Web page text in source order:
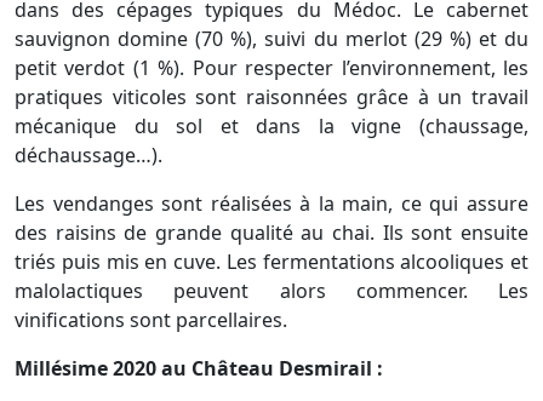
dans des cépages typiques du Médoc. Le cabernet
sauvignon domine (70 %), suivi du merlot (29 %) et du
petit verdot (1 %). Pour respecter l’environnement, les
pratiques viticoles sont raisonnées grâce à un travail
mécanique du sol et dans la vigne (chaussage,
déchaussage…).
Les vendanges sont réalisées à la main, ce qui assure
des raisins de grande qualité au chai. Ils sont ensuite
triés puis mis en cuve. Les fermentations alcooliques et
malolactiques peuvent alors commencer. Les
vinifications sont parcellaires.
Millésime 2020 au Château Desmirail :